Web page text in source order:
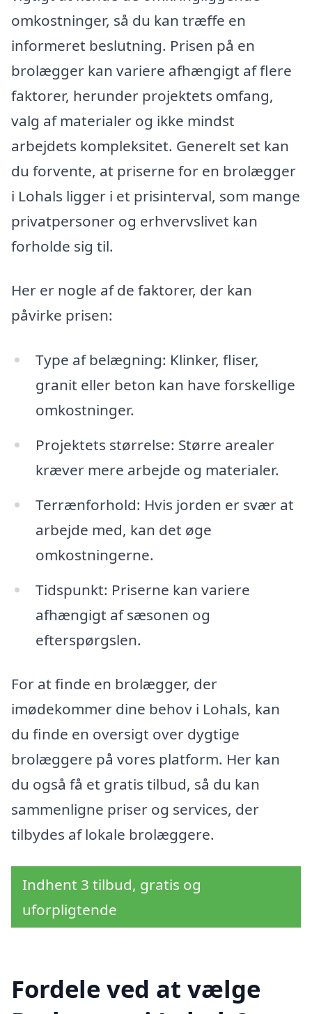
omkostninger, så du kan træffe en
informeret beslutning. Prisen på en
brolægger kan variere afhængigt af flere
faktorer, herunder projektets omfang,
valg af materialer og ikke mindst
arbejdets kompleksitet. Generelt set kan
du forvente, at priserne for en brolægger
i Lohals ligger i et prisinterval, som mange
privatpersoner og erhvervslivet kan
forholde sig til.
Her er nogle af de faktorer, der kan
påvirke prisen:
Type af belægning: Klinker, fliser,
granit eller beton kan have forskellige
omkostninger.
Projektets størrelse: Større arealer
kræver mere arbejde og materialer.
Terrænforhold: Hvis jorden er svær at
arbejde med, kan det øge
omkostningerne.
Tidspunkt: Priserne kan variere
afhængigt af sæsonen og
efterspørgslen.
For at finde en brolægger, der
imødekommer dine behov i Lohals, kan
du finde en oversigt over dygtige
brolæggere på vores platform. Her kan
du også få et gratis tilbud, så du kan
sammenligne priser og services, der
tilbydes af lokale brolæggere.
Indhent 3 tilbud, gratis og
uforpligtende
Fordele ved at vælge